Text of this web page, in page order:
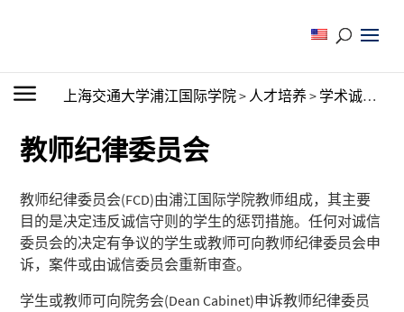
上海交通大学浦江国际学院> 人才培养> 学术诚信
教师纪律委员会
教师纪律委员会(FCD)由浦江国际学院教师组成，其主要
目的是决定违反诚信守则的学生的惩罚措施。任何对诚信
委员会的决定有争议的学生或教师可向教师纪律委员会申
诉，案件或由诚信委员会重新审查。
学生或教师可向院务会(Dean Cabinet)申诉教师纪律委员